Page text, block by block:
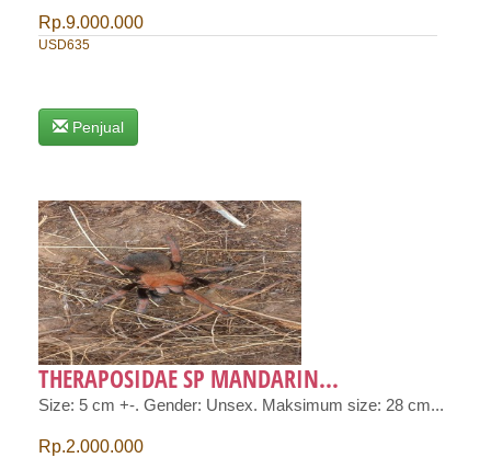
Rp.9.000.000
USD635
Penjual
THERAPOSIDAE SP MANDARIN...
Size: 5 cm +-. Gender: Unsex. Maksimum size: 28 cm...
Rp.2.000.000